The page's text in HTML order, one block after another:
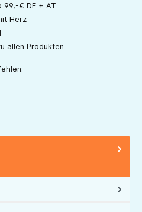
99,-€ DE + AT
Herz
allen Produkten